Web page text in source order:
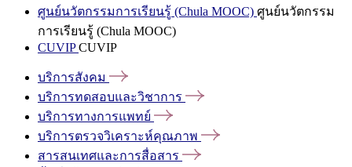
ศูนย์นวัตกรรมการเรียนรู้ (Chula MOOC) ศูนย์นวัตกรรม
การเรียนรู้ (Chula MOOC)
CUVIPCUVIP
บริการสังคม
บริการทดสอบและวิชาการ
บริการทางการแพทย์
บริการตรวจวิเคราะห์คุณภาพ
สารสนเทศและการสื่อสาร